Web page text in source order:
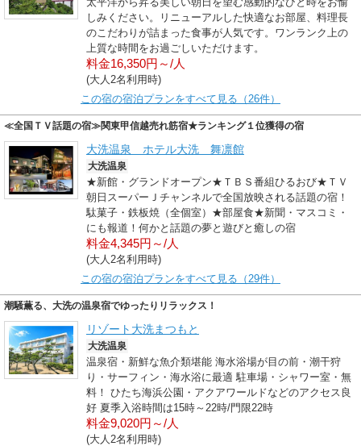
しみください。リニューアルした快適なお部屋、料理長
のこだわりが詰まった食事が人気です。ワンランク上の
上質な時間をお過ごしいただけます。
料金16,350円～/人
(大人2名利用時)
この宿の宿泊プランをすべて見る（26件）
≪全国ＴＶ話題の宿≫関東甲信越売れ筋宿★ランキング１位獲得の宿
大洗温泉 ホテル大洗 舞凛館
大洗温泉
★新館・グランドオープン★ＴＢＳ番組ひるおび★ＴＶ
朝日スーパーＪチャンネルで全国放映される話題の宿！
駄菓子・鉄板焼（全個室）★部屋食★新聞・マスコミ・
にも報道！何かと話題の夢と遊びと癒しの宿
料金4,345円～/人
(大人2名利用時)
この宿の宿泊プランをすべて見る（29件）
潮騒薫る、大洗の温泉宿でゆったりリラックス！
リゾート大洗まつもと
大洗温泉
温泉宿・新鮮な魚介類堪能 海水浴場が目の前・潮干狩
り・サーフィン・海水浴に最適 駐車場・シャワー室・無
料！ ひたち海浜公園・アクアワールドなどのアクセス良
好 夏季入浴時間は15時～22時/門限22時
料金9,020円～/人
(大人2名利用時)